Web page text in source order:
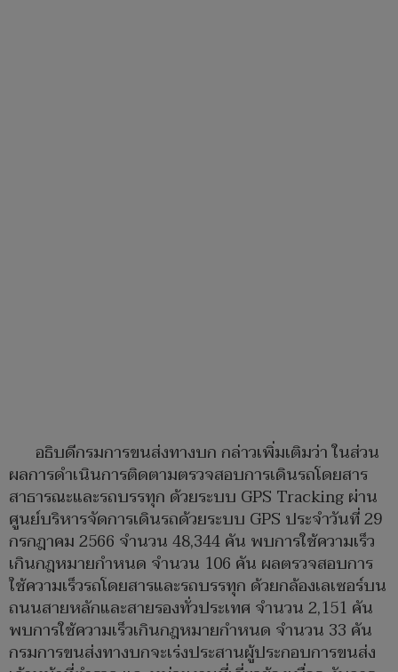
อธิบดีกรมการขนส่งทางบก กล่าวเพิ่มเติมว่า ในส่วน
ผลการดำเนินการติดตามตรวจสอบการเดินรถโดยสาร
สาธารณะและรถบรรทุก ด้วยระบบ GPS Tracking ผ่าน
ศูนย์บริหารจัดการเดินรถด้วยระบบ GPS ประจำวันที่ 29
กรกฎาคม 2566 จำนวน 48,344 คัน พบการใช้ความเร็ว
เกินกฎหมายกำหนด จำนวน 106 คัน ผลตรวจสอบการ
ใช้ความเร็วรถโดยสารและรถบรรทุก ด้วยกล้องเลเซอร์บน
ถนนสายหลักและสายรองทั่วประเทศ จำนวน 2,151 คัน
พบการใช้ความเร็วเกินกฎหมายกำหนด จำนวน 33 คัน
กรมการขนส่งทางบกจะเร่งประสานผู้ประกอบการขนส่ง